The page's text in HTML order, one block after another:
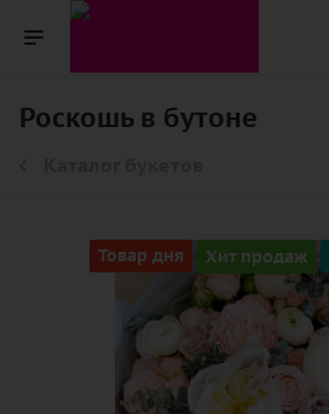
Роскошь в бутоне
Товар дня Хит продаж